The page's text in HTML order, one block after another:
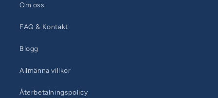
Om oss
FAQ & Kontakt
Blogg
Allmänna villkor
Återbetalningspolicy